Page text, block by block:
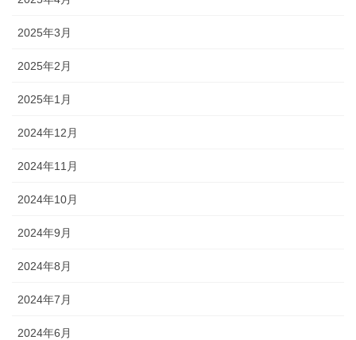
2025年3月
2025年2月
2025年1月
2024年12月
2024年11月
2024年10月
2024年9月
2024年8月
2024年7月
2024年6月